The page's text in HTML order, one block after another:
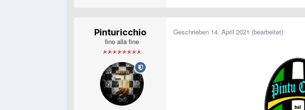
Pinturicchio
fino alla fine
Geschrieben 14. April 2021 (bearbeitet)